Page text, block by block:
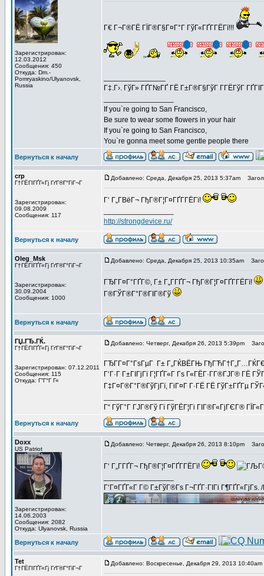
Зарегистрирован:
12.03.2012
Сообщения: 450
Откуда: Dm.-
Pomryaskino/Ulyanovsk,
Russia
Г€ Г¬Г®ГЁ ГЇГ®Г§Г¤Г°Г ГўГ«ГҐГ­ГЁГї!!!
Г‡.Г›. ГўГ» ГҐГ№ГҐ ГЁ Г±Г®Г§ГўГ Г­ГЁГўГ
If you`re going to San Francisco,
Be sure to wear some flowers in your hair
If you`re going to San Francisco,
You`re gonna meet some gentle people there
Вернуться к началу
crp
Г†ГЁГІГҐГ«Гј ГґГ®Г°ГіГ¬Г
Зарегистрирован:
09.08.2009
Сообщения: 117
Добавлено: Среда, Декабря 25, 2013 5:37am
Г‘ Г„Г­ВёГ¬ ГђГ®Г¦Г¤ГҐГ­ГЁГї!
http://strongdevice.ru/
Вернуться к началу
Oleg_Msk
Г†ГЁГІГҐГ«Гј ГґГ®Г°ГіГ¬Г
Зарегистрирован:
30.09.2004
Сообщения: 1000
Добавлено: Среда, Декабря 25, 2013 10:35am
ГЂГ­Г¤Г°ГҐГ©, Г± Г„Г­ГҐГ¬ ГђГ®Г¦Г¤ГҐГ­ГЁГї!
Г®ГЎГ®Г°Г®ГІГ®Гў
Вернуться к началу
ГЏ.ГЂ.ГЌ.
Г†ГЁГІГҐГ«Гј ГґГ®Г°ГіГ¬Г
Зарегистрирован: 07.12.2011
Сообщения: 115
Откуда: Г“Г°Г Г«
Добавлено: Четверг, Декабря 26, 2013 5:39pm
ГЂГ­Г¤Г°ГѕГµГ Г± Г„ГЌВЁГЊ
Г‘Г·Г Г±ГІГјГї Г¦ГҐГ«Г Гѕ Г«ГЁГ·Г­Г®ГЈГ® ГЁ
Г‡Г¤Г®Г°Г®ГўГјГї, ГіГ¤Г Г·ГЁ ГЁ ГўГ±ГҐГµ
Г“ ГўГ°Г ГЈГ®Гў Гї ГўГЁГ¦Гі ГІГ®Г«ГјГЄГ®
Вернуться к началу
Doxx
US Patriot
Зарегистрирован:
14.06.2003
Сообщения: 2082
Откуда: Ulyanovsk, Russia
Добавлено: Четверг, Декабря 26, 2013 8:10pm
Г‘ Г„Г­ГҐГ¬ ГђГ®Г¦Г¤ГҐГ­ГЁГї!
Г‘Г¤ГҐГ«Г Г© Г±ГўГ®Гѕ Г¬ГҐГ·ГІГі Г¶ГҐГ«ГјГѕ.
Вернуться к началу
Tet
Г†ГЁГІГҐГ«Гј ГґГ®Г°ГіГ¬Г
Добавлено: Воскресенье, Декабря 29, 2013 10:40am